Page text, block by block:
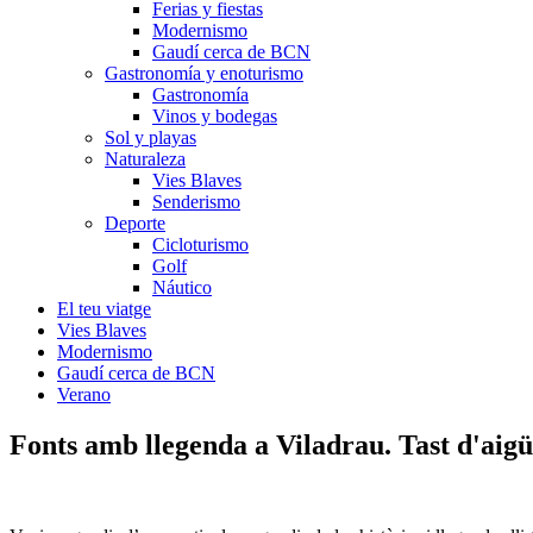
Ferias y fiestas
Modernismo
Gaudí cerca de BCN
Gastronomía y enoturismo
Gastronomía
Vinos y bodegas
Sol y playas
Naturaleza
Vies Blaves
Senderismo
Deporte
Cicloturismo
Golf
Náutico
El teu viatge
Vies Blaves
Modernismo
Gaudí cerca de BCN
Verano
Fonts amb llegenda a Viladrau. Tast